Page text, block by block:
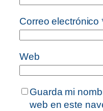
Correo electrónico
Web
Guarda mi
web en este